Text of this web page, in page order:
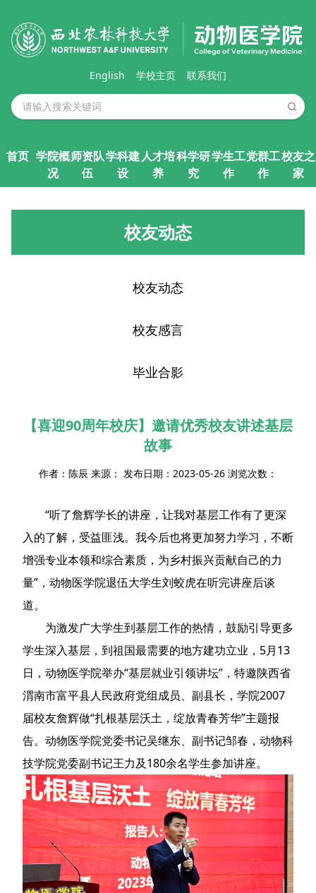
English 学校主页 联系我们
首页 学院概
况
师资队
伍
学科建
设
人才培
养
科学研
究
学生工
作
党群工
作
校友之
家
校友动态
校友动态
校友感言
毕业合影
【喜迎90周年校庆】邀请优秀校友讲述基层
故事
作者：陈辰 来源： 发布日期：2023-05-26 浏览次数：
“听了詹辉学长的讲座，让我对基层工作有了更深
入的了解，受益匪浅。我今后也将更加努力学习，不断
增强专业本领和综合素质，为乡村振兴贡献自己的力
量”，动物医学院退伍大学生刘蛟虎在听完讲座后谈
道。
为激发广大学生到基层工作的热情，鼓励引导更多
学生深入基层，到祖国最需要的地方建功立业，5月13
日，动物医学院举办“基层就业引领讲坛”，特邀陕西省
渭南市富平县人民政府党组成员、副县长，学院2007
届校友詹辉做“扎根基层沃土，绽放青春芳华”主题报
告。动物医学院党委书记吴继东、副书记邹春，动物科
技学院党委副书记王力及180余名学生参加讲座。